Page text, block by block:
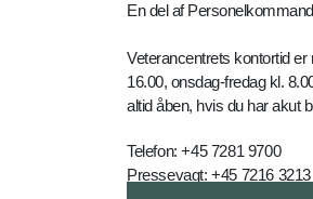
En del af
Veterancentrets kontortid
16.00, onsdag-fredag kl.
altid åben, hvis du har akut
Telefon: +45 7281 9700
Pressevagt: +45 7216 3213